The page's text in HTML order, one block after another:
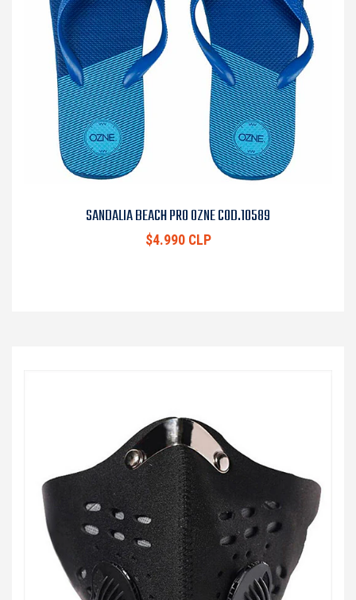
SANDALIA BEACH PRO OZNE COD.10589
$4.990 CLP